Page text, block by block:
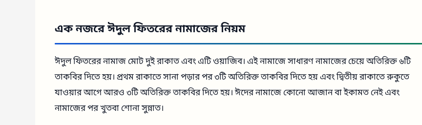
এক নজরে ঈদুল ফিতরের নামাজের নিয়ম
ঈদুল ফিতরের নামাজ মোট দুই রাকাত এবং এটি ওয়াজিব। এই নামাজে সাধারণ নামাজের চেয়ে অতিরিক্ত ৬টি
তাকবির দিতে হয়। প্রথম রাকাতে সানা পড়ার পর ৩টি অতিরিক্ত তাকবির দিতে হয় এবং দ্বিতীয় রাকাতে রুকুতে
যাওয়ার আগে আরও ৩টি অতিরিক্ত তাকবির দিতে হয়। ঈদের নামাজে কোনো আজান বা ইকামত নেই এবং
নামাজের পর খুতবা শোনা সুন্নাত।